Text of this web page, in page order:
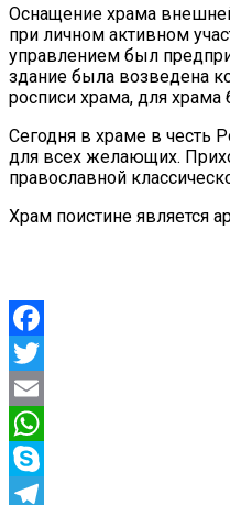
Оснащение храма
при личном активном
управлением был
здание была возведена
росписи храма, для
Сегодня в храме в честь
для всех желающих.
православной
Храм поистине является
Facebook
Twitter
Email
WhatsApp
Skype